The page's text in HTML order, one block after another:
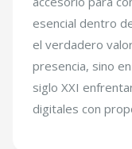
esencial dentro
el verdadero
presencia, sino
siglo XXI
digitales con